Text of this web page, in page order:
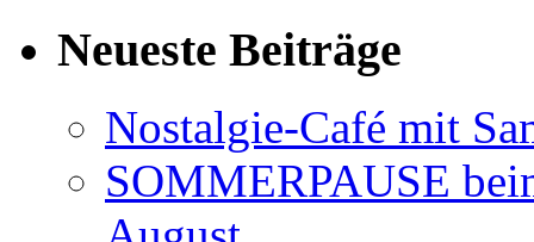
Neueste Beiträge
Nostalgie-Café mit
SOMMERPAUSE